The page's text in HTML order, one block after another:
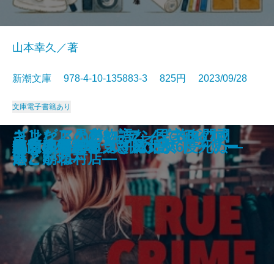
心は孤独な狩人
龍ノ国幻想6 双飛の暁
月夜の散歩
あしたの名医―伊豆中周産期セン
ター―
日蓮
ギリシア人の物語3―都市国家ギ
リシアの終焉―
江戸の空、水面の風―みとや・お
瑛仕入帖―
泳ぐ者
ちよぼ―加賀百万石を照らす月―
神様には負けられない
山本幸久／著
新潮文庫 978-4-10-135883-3 825円 2023/09/28
文庫電子書籍あり
トゥルー・クライム・ストーリー
魔女推理―嘘つき魔女が6度死ぬ―
コンビニ兄弟3―テンダネス門司
港こがね村店―
さよならの言い方なんて知らな
い。8
龍ノ国幻想5 双飛の闇
血も涙もある
ギリシア人の物語2―民主政の成
熟と崩壊―
鳴門の渦潮を見ていた女
処女の道程
草原のサーカス